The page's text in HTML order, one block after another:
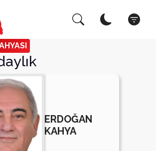
ERDOĞAN
KAHYA
Kapat